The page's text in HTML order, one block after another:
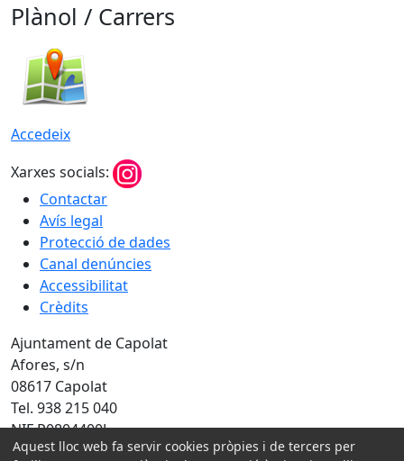
Plànol / Carrers
Accedeix
Xarxes socials:
Contactar
Avís legal
Protecció de dades
Canal denúncies
Accessibilitat
Crèdits
Ajuntament de Capolat
Afores, s/n
08617 Capolat
Tel. 938 215 040
NIF P0804400J
Aquest lloc web fa servir cookies pròpies i de tercers per